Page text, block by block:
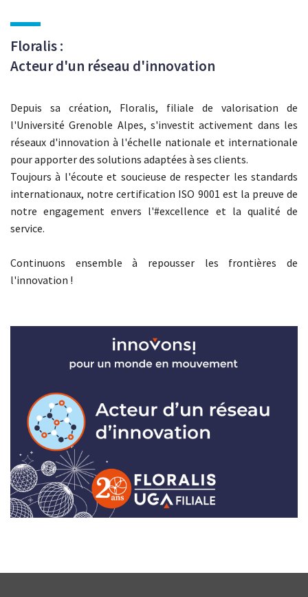
Floralis :
Acteur d'un réseau d'innovation
Depuis sa création, Floralis, filiale de valorisation de
l'Université Grenoble Alpes, s'investit activement dans les
réseaux d'innovation à l'échelle nationale et internationale
pour apporter des solutions adaptées à ses clients.
Toujours à l'écoute et soucieuse de respecter les standards
internationaux, notre certification ISO 9001 est la preuve de
notre engagement envers l'#excellence et la qualité de
service.
Continuons ensemble à repousser les frontières de
l'innovation !